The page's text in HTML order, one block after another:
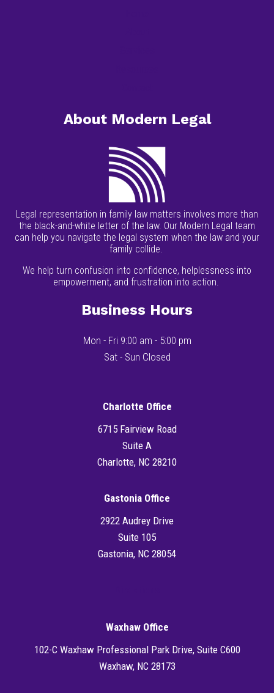
About Modern Legal
Legal representation in family law matters involves more than
the black-and-white letter of the law. Our Modern Legal team
can help you navigate the legal system when the law and your
family collide.
We help turn confusion into confidence, helplessness into
empowerment, and frustration into action.
Business Hours
Mon - Fri 9:00 am - 5:00 pm
Sat - Sun Closed
Charlotte Office
6715 Fairview Road
Suite A
Charlotte, NC 28210
Gastonia Office
2922 Audrey Drive
Suite 105
Gastonia, NC 28054
Waxhaw Office
102-C Waxhaw Professional Park Drive, Suite C600
Waxhaw, NC 28173